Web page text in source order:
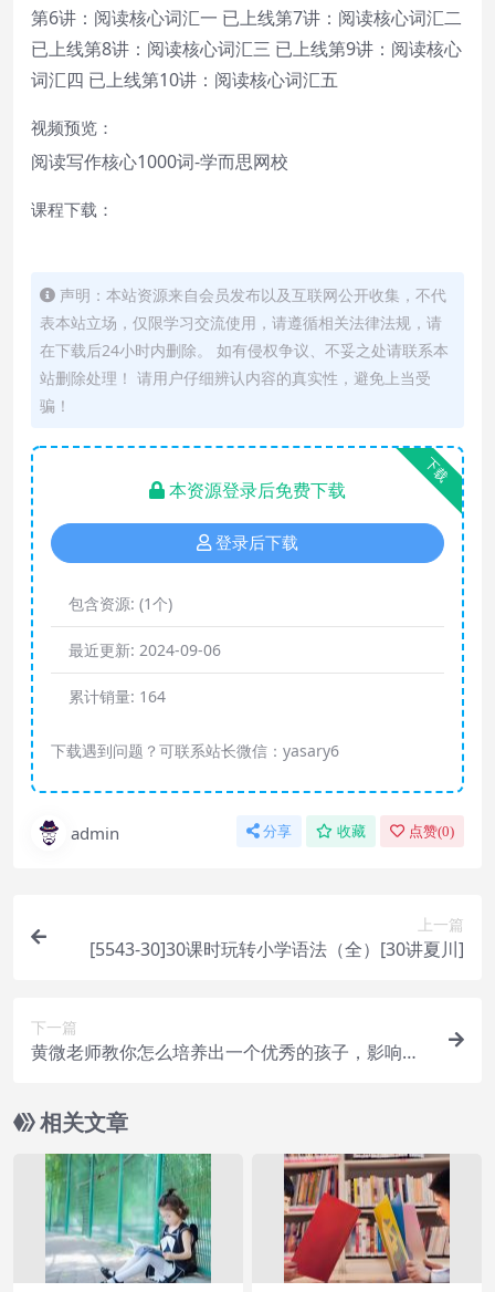
第6讲：阅读核心词汇一 已上线第7讲：阅读核心词汇二
已上线第8讲：阅读核心词汇三 已上线第9讲：阅读核心
词汇四 已上线第10讲：阅读核心词汇五
视频预览：
阅读写作核心1000词-学而思网校
课程下载：
声明：本站资源来自会员发布以及互联网公开收集，不代
表本站立场，仅限学习交流使用，请遵循相关法律法规，请
在下载后24小时内删除。 如有侵权争议、不妥之处请联系本
站删除处理！ 请用户仔细辨认内容的真实性，避免上当受
骗！
下载
本资源登录后免费下载
登录后下载
包含资源: (1个)
最近更新: 2024-09-06
累计销量: 164
下载遇到问题？可联系站长微信：yasary6
admin 分享 收藏 点赞(0)
上一篇
[5543-30]30课时玩转小学语法（全）[30讲夏川]
下一篇
黄微老师教你怎么培养出一个优秀的孩子，影响孩
相关文章